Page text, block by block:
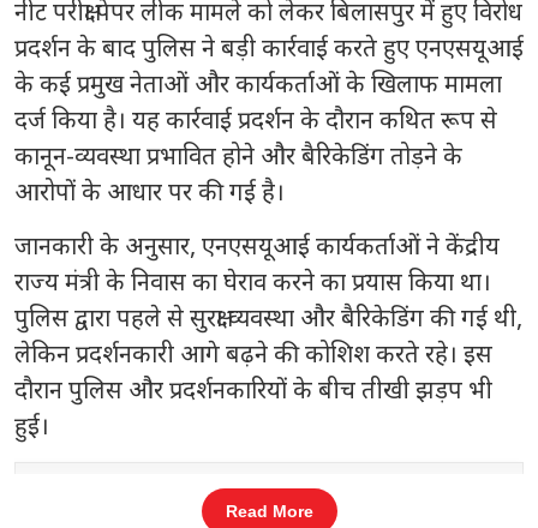
नीट परीक्षा पेपर लीक मामले को लेकर बिलासपुर में हुए विरोध
प्रदर्शन के बाद पुलिस ने बड़ी कार्रवाई करते हुए एनएसयूआई
के कई प्रमुख नेताओं और कार्यकर्ताओं के खिलाफ मामला
दर्ज किया है। यह कार्रवाई प्रदर्शन के दौरान कथित रूप से
कानून-व्यवस्था प्रभावित होने और बैरिकेडिंग तोड़ने के
आरोपों के आधार पर की गई है।
जानकारी के अनुसार, एनएसयूआई कार्यकर्ताओं ने केंद्रीय
राज्य मंत्री के निवास का घेराव करने का प्रयास किया था।
पुलिस द्वारा पहले से सुरक्षा व्यवस्था और बैरिकेडिंग की गई थी,
लेकिन प्रदर्शनकारी आगे बढ़ने की कोशिश करते रहे। इस
दौरान पुलिस और प्रदर्शनकारियों के बीच तीखी झड़प भी
हुई।
Read More